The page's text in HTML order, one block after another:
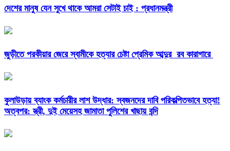
দেশের মানুষ যেন সুখে থাকে আমরা সেটাই চাই : প্রধানমন্ত্রী
জুড়ীতে পরকীয়ার জেরে স্বামীকে হত্যার চেষ্টা প্রেমিক আব্দুর রব কারাগারে
কুলাউড়ায় ব্যাংক কর্মচারীর লাশ উদ্ধার: স্বজনদের দাবি পরিকল্পিতভাবে হত্যা!
অত্বপর: স্ত্রী, দুই মেয়েসহ জামাতা পুলিশের খাছায় বন্দি